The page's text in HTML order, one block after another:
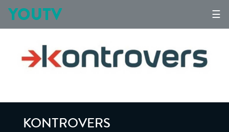
☰
YOUTV
KONTROVERS